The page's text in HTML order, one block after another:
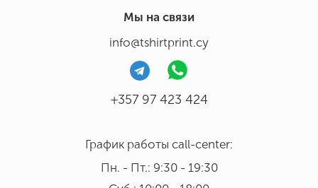
Мы на связи
info@tshirtprint.cy
+357 97 423 424
График работы call-center:
Пн. - Пт.: 9:30 - 19:30